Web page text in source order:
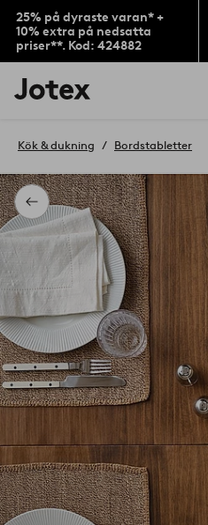
25% på dyraste varan* +
10% extra på nedsatta
priser**. Kod: 424882
Jotex
logotyp
till
Tillbaka
Kök & dukning Bordstabletter